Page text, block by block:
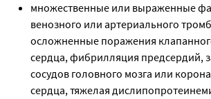
множественные или выраженные
венозного или артериального
осложненные поражения
сердца, фибрилляция предсердий,
сосудов головного мозга или
сердца, тяжелая